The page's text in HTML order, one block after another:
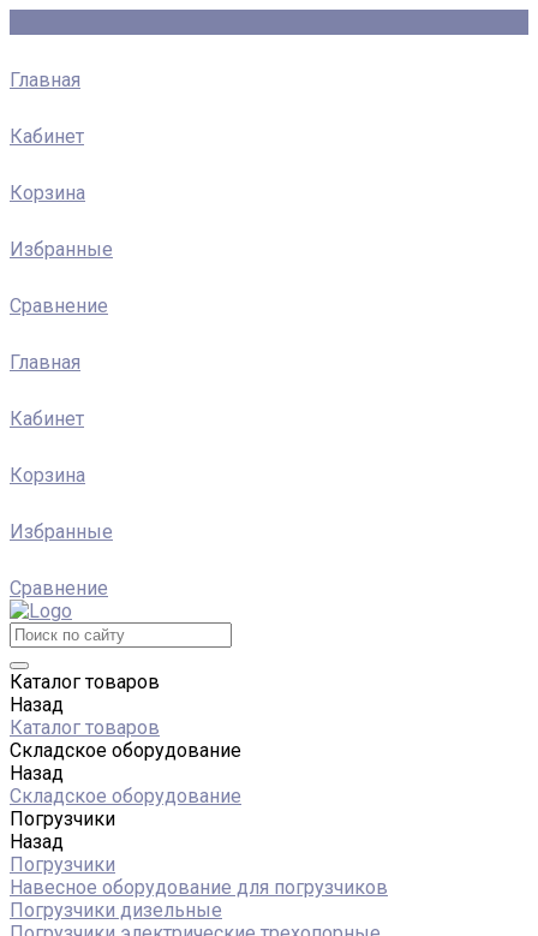
Главная
Кабинет
Корзина
Избранные
Сравнение
Главная
Кабинет
Корзина
Избранные
Сравнение
Каталог товаров
Назад
Каталог товаров
Складское оборудование
Назад
Складское оборудование
Погрузчики
Назад
Погрузчики
Навесное оборудование для погрузчиков
Погрузчики дизельные